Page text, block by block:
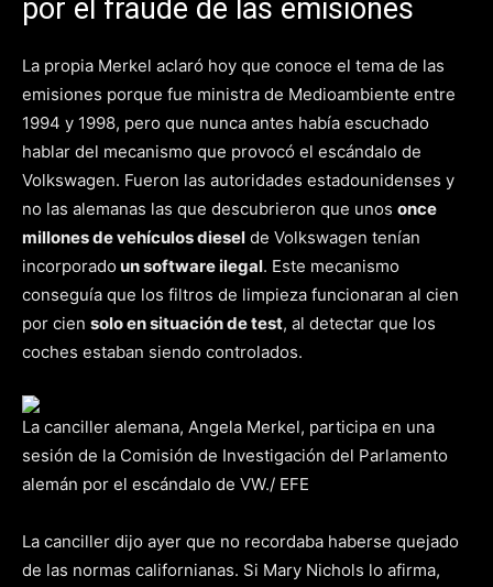
por el fraude de las emisiones
La propia Merkel aclaró hoy que conoce el tema de las
emisiones porque fue ministra de Medioambiente entre
1994 y 1998, pero que nunca antes había escuchado
hablar del mecanismo que provocó el escándalo de
Volkswagen. Fueron las autoridades estadounidenses y
no las alemanas las que descubrieron que unos once
millones de vehículos diesel de Volkswagen tenían
incorporado un software ilegal. Este mecanismo
conseguía que los filtros de limpieza funcionaran al cien
por cien solo en situación de test, al detectar que los
coches estaban siendo controlados.
La canciller alemana, Angela Merkel, participa en una
sesión de la Comisión de Investigación del Parlamento
alemán por el escándalo de VW./ EFE
La canciller dijo ayer que no recordaba haberse quejado
de las normas californianas. Si Mary Nichols lo afirma,